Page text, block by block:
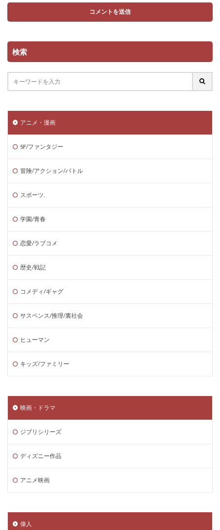
検索
アニメ・漫画
SF/ファンタジー
冒険/アクション/バトル
スポーツ.
学園/青春
恋愛/ラブコメ
歴史/戦記
コメディ/ギャグ
サスペンス/推理/裏社会
ヒューマン
キッズ/ファミリー
映画・ドラマ
ジブリシリーズ
ディズニー作品
アニメ映画
偉人